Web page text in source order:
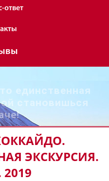
ответ
единственная
становишься
ЭКСКУРСИЯ.